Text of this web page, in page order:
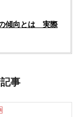
傾向とは 実際
事